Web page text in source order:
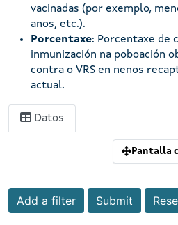
vacinadas (por exemplo,
anos, etc.).
Porcentaxe: Porcentaxe de
inmunización na poboación
contra o VRS en nenos
actual.
Datos
Pantalla